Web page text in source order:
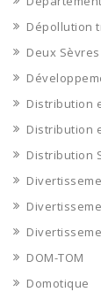
Dépollution
Deux
Distribution
Distribution
Distribution
DOM-TOM
Domotique